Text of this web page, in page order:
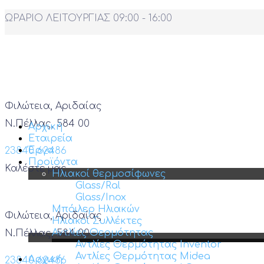
ΩΡΑΡΙΟ ΛΕΙΤΟΥΡΓΙΑΣ 09:00 - 16:00
Φιλώτεια, Αριδαίας
Ν.Πέλλας, 584 00
23840 62486
Καλέστε μας
Αρχική
Εταιρεία
Έργα
Προϊόντα
Ηλιακοί θερμοσίφωνες
Glass/Ral
Glass/Inox
Μπόιλερ Ηλιακών
Ηλιακοί Συλλέκτες
Αντλίες Θερμότητας
Αντλίες Θερμότητας Inventor
Αντλίες Θερμότητας Midea
Φιλώτεια, Αριδαίας
Ν.Πέλλας, 584 00
23840 62486
Αρχική